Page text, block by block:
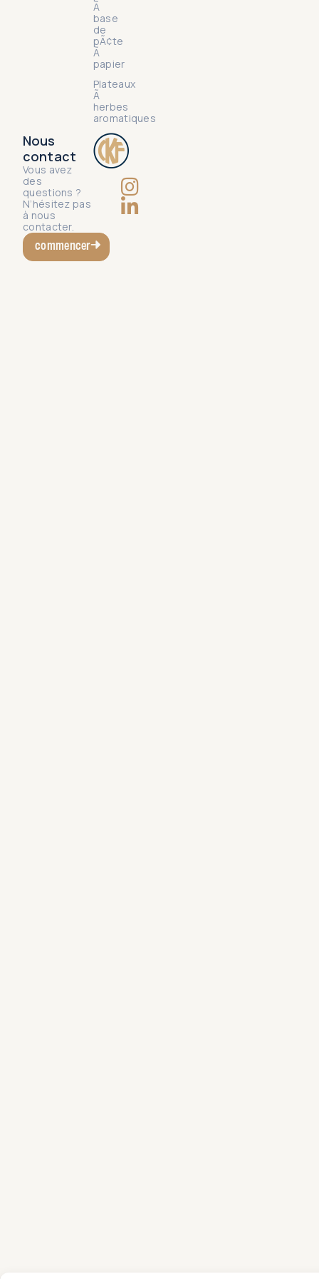
Ã
base
de
pÃ¢te
Ã
papier
Plateaux
Ã
herbes
aromatiques
Nous
contact
Vous avez
des
questions ?
N’hésitez pas
à nous
contacter.
commencer